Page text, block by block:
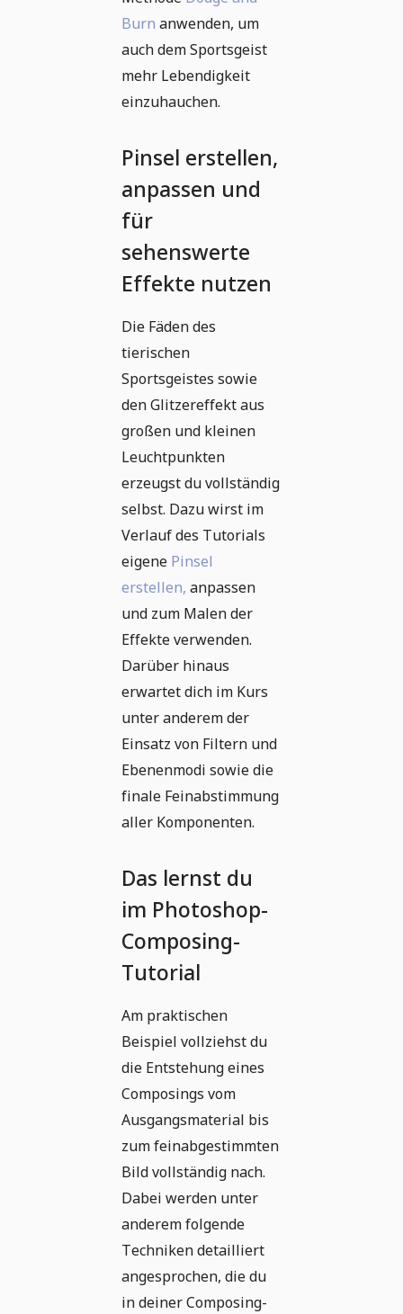
Burn anwenden, um
auch dem Sportsgeist
mehr Lebendigkeit
einzuhauchen.
Pinsel erstellen,
anpassen und
für
sehenswerte
Effekte nutzen
Die Fäden des
tierischen
Sportsgeistes sowie
den Glitzereffekt aus
großen und kleinen
Leuchtpunkten
erzeugst du vollständig
selbst. Dazu wirst im
Verlauf des Tutorials
eigene Pinsel
erstellen, anpassen
und zum Malen der
Effekte verwenden.
Darüber hinaus
erwartet dich im Kurs
unter anderem der
Einsatz von Filtern und
Ebenenmodi sowie die
finale Feinabstimmung
aller Komponenten.
Das lernst du
im Photoshop-
Composing-
Tutorial
Am praktischen
Beispiel vollziehst du
die Entstehung eines
Composings vom
Ausgangsmaterial bis
zum feinabgestimmten
Bild vollständig nach.
Dabei werden unter
anderem folgende
Techniken detailliert
angesprochen, die du
in deiner Composing-